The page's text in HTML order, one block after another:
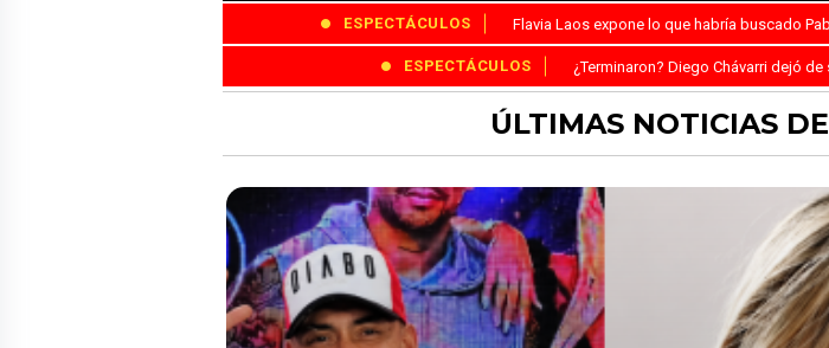
ESPECTÁCULOS Flavia Laos expone lo que habría buscado
ESPECTÁCULOS ¿Terminaron? Diego Chávarri dejó
ÚLTIMAS NOTICIAS